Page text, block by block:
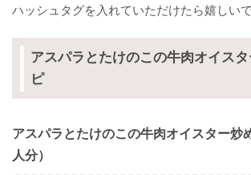
ハッシュタグを入れていただけたら嬉しい
アスパラとたけのこの牛肉オイス
ピ
アスパラとたけのこの牛肉オイスター
人分）